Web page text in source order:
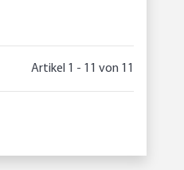
Artikel 1 - 11 von 11